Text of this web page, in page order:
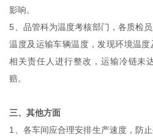
影响。
5、品管科为温度考核部门，各质检
温度及运输车辆温度，发现环境温
相关责任人进行整改，运输冷链未
赔。
三、其他方面
1、各车间应合理安排生产速度，防